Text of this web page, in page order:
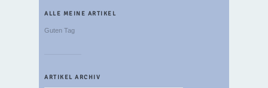
ALLE MEINE ARTIKEL
Guten Tag
ARTIKEL ARCHIV